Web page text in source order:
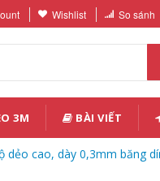
Wishlist So sánh
3M BÀI VIẾT
dẻo cao, dày 0,3mm băng